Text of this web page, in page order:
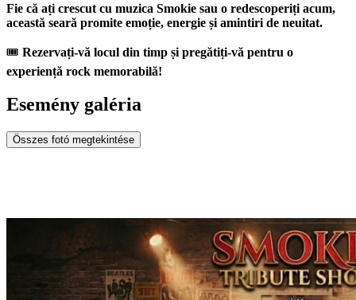
Fie că ați crescut cu muzica Smokie sau o redescoperiți acum,
această seară promite emoție, energie și amintiri de neuitat.
🎟 Rezervați-vă locul din timp și pregătiți-vă pentru o
experiență rock memorabilă!
Esemény galéria
Összes fotó megtekintése